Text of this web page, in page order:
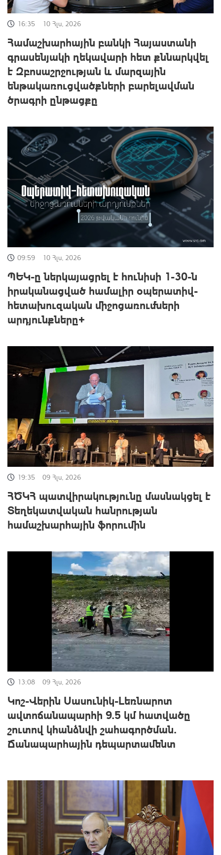
16:35 10 Հլս, 2026
Համաշխարհային բանկի Հայաստանի
գրասենյակի ղեկավարի հետ քննարկվել
է Զբոսաշրջության և մարզային
ենթակառուցվածքների բարելավման
ծրագրի ընթացքը
09:59 10 Հլս, 2026
ՊԵԿ-ը ներկայացրել է հունիսի 1-30-ն
իրականացված համալիր օպերատիվ-
հետախուզական միջոցառումների
արդյունքները+
19:35 09 Հլս, 2026
ՀԾԿՀ պատվիրակությունը մասնակցել է
Տեղեկատվական հանրության
համաշխարհային ֆորումին
13:08 09 Հլս, 2026
Կոշ-Վերին Սասունիկ-Լեռնարոտ
ավտոճանապարհի 9.5 կմ հատվածը
շուտով կհանձնվի շահագործման․
Ճանապարհային դեպարտամենտ